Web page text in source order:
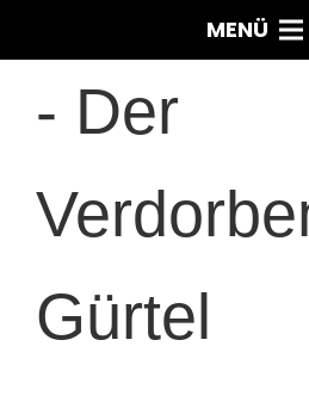
MENÜ
- Der
Gürtel